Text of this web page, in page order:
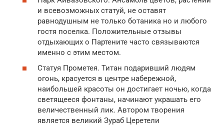
и всевозможных статуй, не оставят
равнодушным не только ботаника но и любого
гостя поселка. Положительные отзывы
отдыхающих о Партените часто связываются
именно с этим местом.
Статуя Прометея. Титан подаривший людям
огонь, красуется в центре набережной,
наибольшей красоты он достигает ночью, когда
светящееся фонтаны, начинают украшать его
величественный лик. Автором творения
является великий Зураб Церетели